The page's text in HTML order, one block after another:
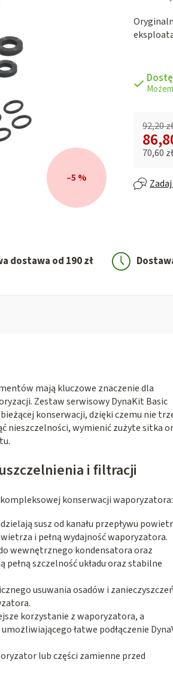
produktu
wynosi
gwiazdek.
92,20 zł
70,60
–5 %
dostawa od 190 zł
mają kluczowe znaczenie dla
Zestaw serwisowy DynaKit Basic
konserwacji, dzięki czemu nie
nieszczelności, wymienić zużyte sitka
i filtracji
konserwacji waporyzatora:
susz od kanału przepływu
i pełną wydajność waporyzatora.
wewnętrznego kondensatora oraz
szczelność układu oraz stabilne
usuwania osadów i
.
korzystanie z waporyzatora, a
łatwe podłączenie
lub części zamienne przed